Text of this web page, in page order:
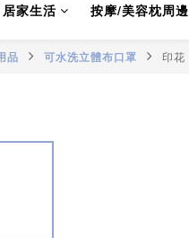
居家生活 按摩/美容枕周邊
品 可水洗立體布口罩 印花